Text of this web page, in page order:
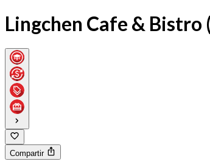
Lingchen Cafe & Bistro
Compartir